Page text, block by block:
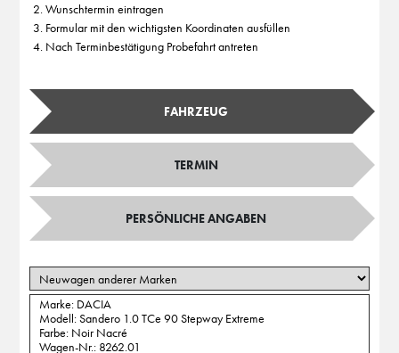
2. Wunschtermin eintragen
3. Formular mit den wichtigsten Koordinaten ausfüllen
4. Nach Terminbestätigung Probefahrt antreten
FAHRZEUG
TERMIN
PERSÖNLICHE ANGABEN